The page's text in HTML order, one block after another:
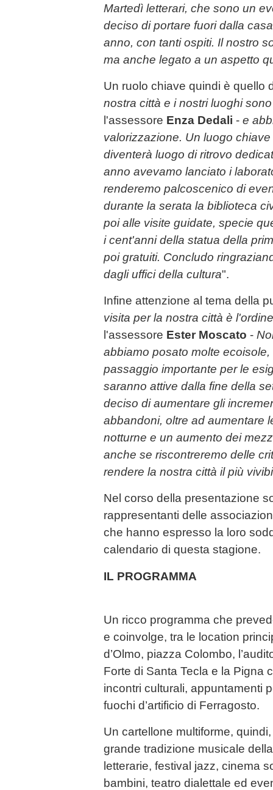
Martedì letterari, che sono un
deciso di portare fuori dalla
anno, con tanti ospiti. Il nostro
ma anche legato a un aspetto
Un ruolo chiave quindi è quello
nostra città e i nostri luoghi
l'assessore Enza Dedali - e
valorizzazione. Un luogo
diventerà luogo di ritrovo
anno avevamo lanciato i
renderemo palcoscenico di
durante la serata la biblioteca
poi alle visite guidate, specie
i cent'anni della statua della
poi gratuiti. Concludo
dagli uffici della cultura".
Infine attenzione al tema della
visita per la nostra città è
l'assessore Ester Moscato -
abbiamo posato molte
passaggio importante per le
saranno attive dalla fine della
deciso di aumentare gli
abbandoni, oltre ad aumentare
notturne e un aumento dei
anche se riscontreremo delle
rendere la nostra città il più
Nel corso della presentazione
rappresentanti delle
che hanno espresso la loro
calendario di questa stagione.
IL PROGRAMMA
Un ricco programma che
e coinvolge, tra le location
d’Olmo, piazza Colombo,
Forte di Santa Tecla e la Pigna
incontri culturali, appuntamenti
fuochi d’artificio di Ferragosto.
Un cartellone multiforme,
grande tradizione musicale
letterarie, festival jazz, cinema
bambini, teatro dialettale ed